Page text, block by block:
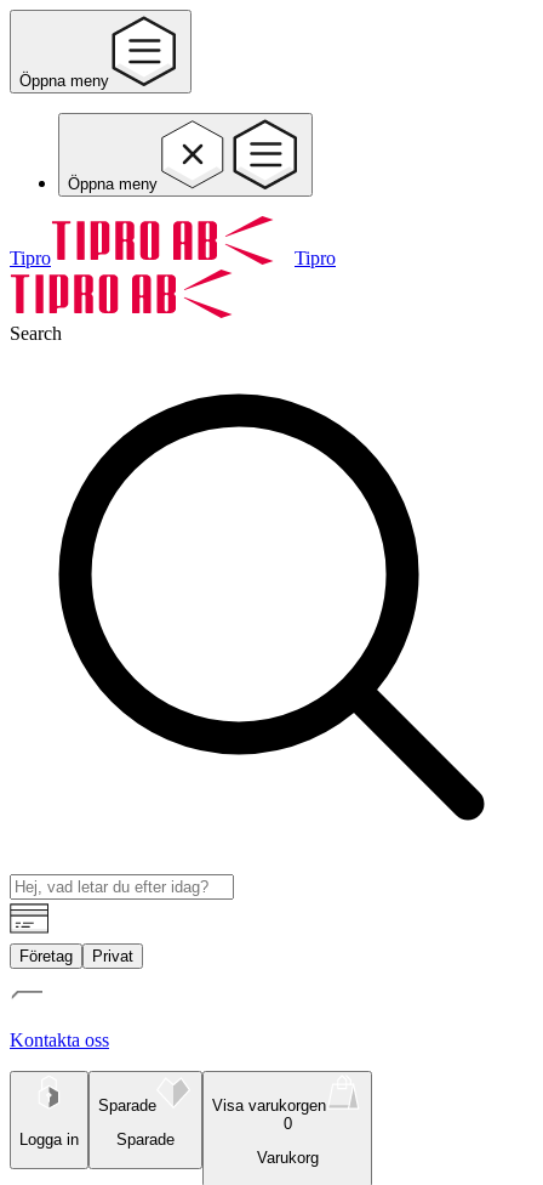
Öppna meny
Öppna meny
Tipro Tipro
Search
Företag Privat
Kontakta oss
Logga in
Sparade
Sparade
Visa varukorgen
0
Varukorg